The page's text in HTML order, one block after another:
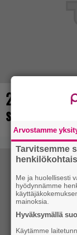
25 kaikkien
Arvostamme
Tarvitsemme
Me ja huolellisesti
hyödynnämme
mainoksia.
Hyväksymällä
Käytämme